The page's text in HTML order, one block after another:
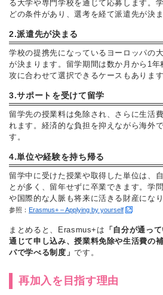
る大学や専門学校を通じて応募します。
どの条件があり、選考を経て派遣先が決ま
2.派遣先が決まる
学校の提携先になっているヨーロッパの
が決まります。留学期間は数か月から1
攻に合わせて選択できるケースもあります
3.サポートを受けて留学
留学先の授業料は免除され、さらに生活
れます。経済的な負担を抑えながら海外
す。
4.単位や経験を持ち帰る
留学中に受けた授業や取得した単位は、
とが多く、留年せずに卒業できます。学
や国際的な人脈も将来に活きる財産になり
参照： Erasmus+ – Applying by yourself
まとめると、Erasmus+は 「自分が通っ
通じて申し込み、授業料免除や生活費の
パで学べる制度」です。
再加入を目指す理由